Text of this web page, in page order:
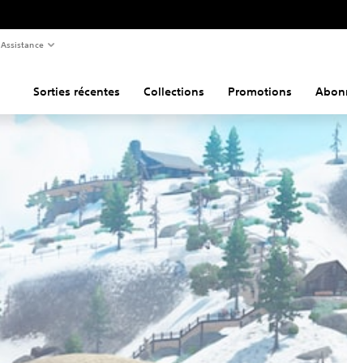
Assistance
Sorties récentes Collections Promotions